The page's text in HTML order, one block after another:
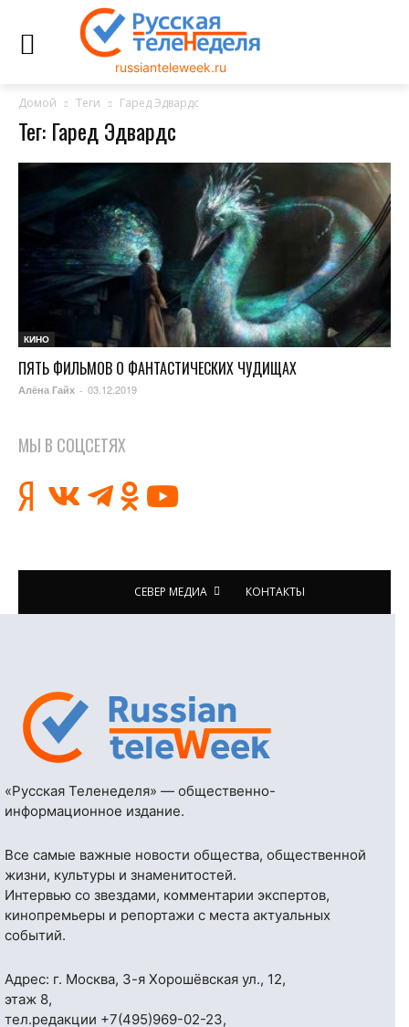
russianteleweek.ru
Домой Теги Гаред Эдвардс
Тег: Гаред Эдвардс
КИНО
ПЯТЬ ФИЛЬМОВ О ФАНТАСТИЧЕСКИХ ЧУДИЩАХ
Алёна Гайх - 03.12.2019
МЫ В СОЦСЕТЯХ
СЕВЕР МЕДИА КОНТАКТЫ
«Русская Теленеделя» — общественно-
информационное издание.
Все самые важные новости общества, общественной
жизни, культуры и знаменитостей.
Интервью со звездами, комментарии экспертов,
кинопремьеры и репортажи с места актуальных
событий.
Адрес: г. Москва, 3-я Хорошёвская ул., 12,
этаж 8,
тел.редакции +7(495)969-02-23,